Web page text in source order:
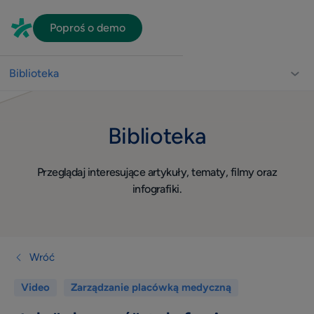
Poproś o demo
Biblioteka
Przeglądaj interesujące artykuły, tematy, filmy oraz
infografiki.
Biblioteka
Usprawnienie pracy gabinetu
Wizerunek
Dla lekarza
Quiz
Wróć
Video Zarządzanie placówką medyczną